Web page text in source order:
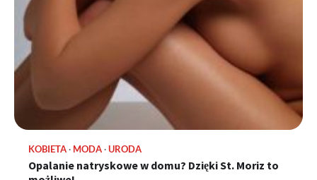
KOBIETA MODA URODA
Opalanie natryskowe w domu? Dzięki St. Moriz to